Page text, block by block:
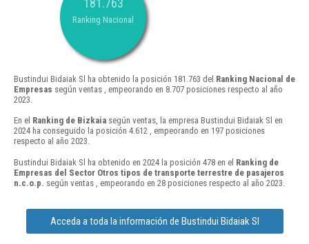
181.763
Ranking Nacional
Bustindui Bidaiak Sl ha obtenido la posición 181.763 del Ranking Nacional de
Empresas según ventas , empeorando en 8.707 posiciones respecto al año
2023.
En el Ranking de Bizkaia según ventas, la empresa Bustindui Bidaiak Sl en
2024 ha conseguido la posición 4.612 , empeorando en 197 posiciones
respecto al año 2023.
Bustindui Bidaiak Sl ha obtenido en 2024 la posición 478 en el Ranking de
Empresas del Sector Otros tipos de transporte terrestre de pasajeros
n.c.o.p. según ventas , empeorando en 28 posiciones respecto al año 2023.
Acceda a toda la información de Bustindui Bidaiak Sl